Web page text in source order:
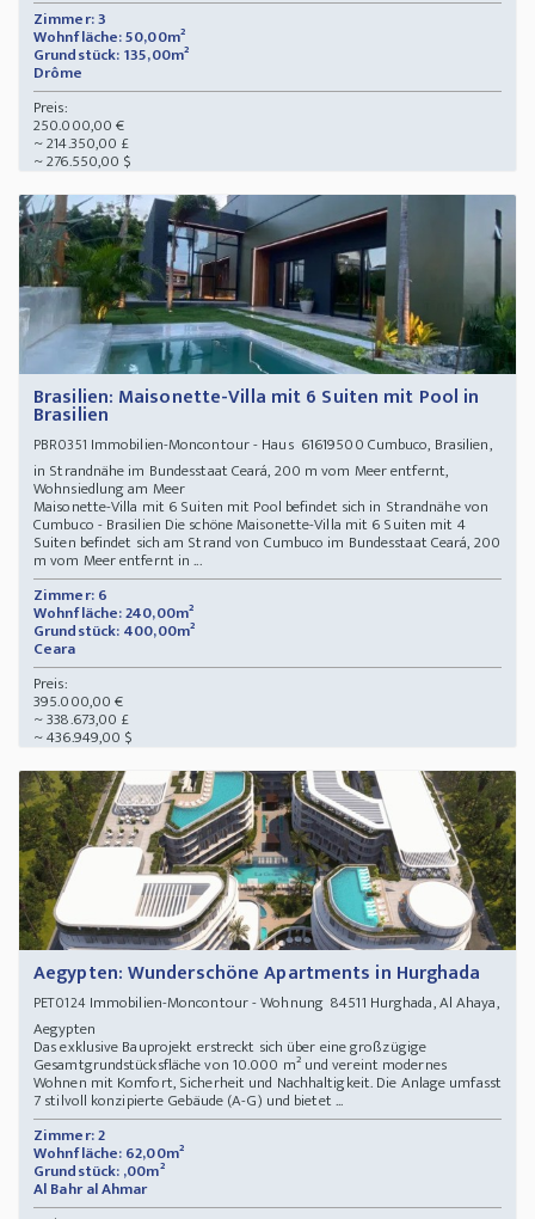
Zimmer: 3
Wohnfläche: 50,00m²
Grundstück: 135,00m²
Drôme
Preis:
250.000,00 €
~ 214.350,00 £
~ 276.550,00 $
Brasilien: Maisonette-Villa mit 6 Suiten mit Pool in
Brasilien
PBR0351 Immobilien-Moncontour - Haus 61619500 Cumbuco, Brasilien,
in Strandnähe im Bundesstaat Ceará, 200 m vom Meer entfernt,
Wohnsiedlung am Meer
Maisonette-Villa mit 6 Suiten mit Pool befindet sich in Strandnähe von
Cumbuco - Brasilien Die schöne Maisonette-Villa mit 6 Suiten mit 4
Suiten befindet sich am Strand von Cumbuco im Bundesstaat Ceará, 200
m vom Meer entfernt in ...
Zimmer: 6
Wohnfläche: 240,00m²
Grundstück: 400,00m²
Ceara
Preis:
395.000,00 €
~ 338.673,00 £
~ 436.949,00 $
Aegypten: Wunderschöne Apartments in Hurghada
PET0124Immobilien-Moncontour - Wohnung 84511 Hurghada, Al Ahaya,
Aegypten
Das exklusive Bauprojekt erstreckt sich über eine großzügige
Gesamtgrundstücksfläche von 10.000 m² und vereint modernes
Wohnen mit Komfort, Sicherheit und Nachhaltigkeit. Die Anlage umfasst
7 stilvoll konzipierte Gebäude (A-G) und bietet ...
Zimmer: 2
Wohnfläche: 62,00m²
Grundstück: ,00m²
Al Bahr al Ahmar